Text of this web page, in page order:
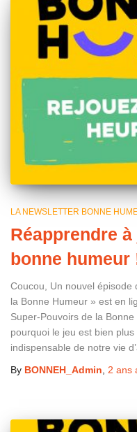
LA NEWSLETTER BONNE
Réapprendre
bonne humeur
Coucou, Un nouvel épisode
la Bonne Humeur » est en
Super-Pouvoirs de la
pourquoi le jeu est bien
indispensable de notre vie
By BONNEH_Admin 2 ans